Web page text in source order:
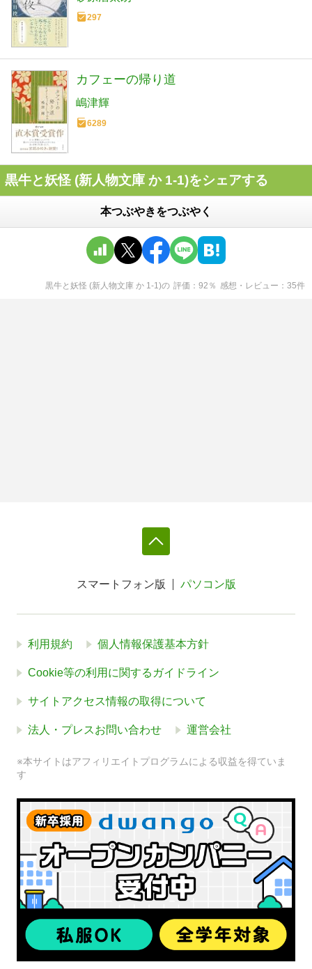
297
カフェーの帰り道
嶋津輝
6289
黒牛と妖怪 (新人物文庫 か 1-1)をシェアする
本つぶやきをつぶやく
黒牛と妖怪 (新人物文庫 か 1-1)の 評価 92 ％ 感想・レビュー 35件
スマートフォン版 パソコン版
利用規約 個人情報保護基本方針
Cookie等の利用に関するガイドライン
サイトアクセス情報の取得について
法人・プレスお問い合わせ 運営会社
※本サイトはアフィリエイトプログラムによる収益を得ていま
す